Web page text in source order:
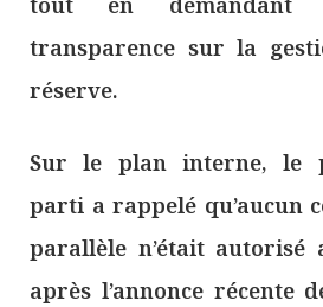
transparence sur la
réserve.
Sur le plan interne, le
parti a rappelé qu’aucun
parallèle n’était autorisé
après l’annonce récente